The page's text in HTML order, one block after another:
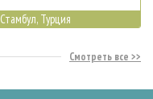
Стамбул, Турция
Смотреть все